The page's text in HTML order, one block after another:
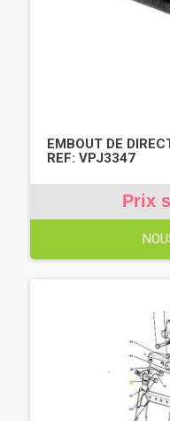
EMBOUT DE
REF: VPJ3347
Prix